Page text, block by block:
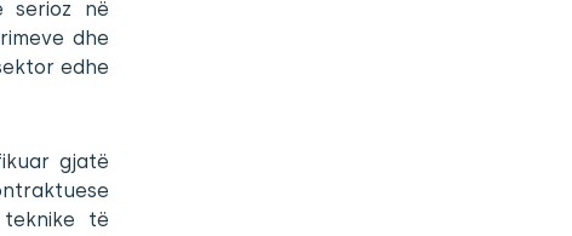
serioz në
dhe
edhe
gjatë
teknike të